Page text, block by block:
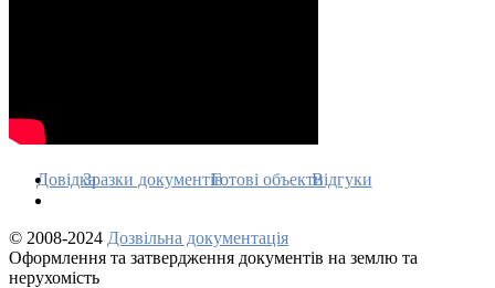
ДовідкаЗразки документівГотові объектиВідгуки
© 2008-2024 Дозвільна документація
Оформлення та затвердження документів на землю та
нерухомість